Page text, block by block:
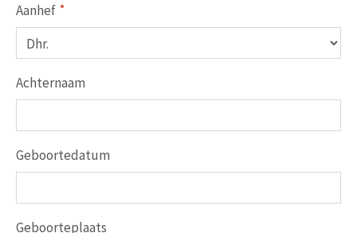
Aanhef
Achternaam
Geboortedatum
Geboorteplaats